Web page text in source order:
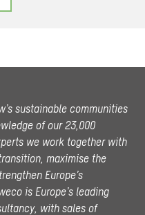
sustainable communities
of our 23,000
we work together with
maximise the
Europe’s
is Europe’s leading
with sales of